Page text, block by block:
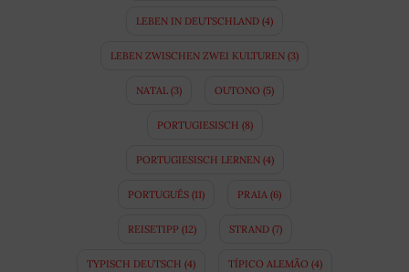
LEBEN IN DEUTSCHLAND (4)
LEBEN ZWISCHEN ZWEI KULTUREN (3)
NATAL(3) OUTONO (5)
PORTUGIESISCH (8)
PORTUGIESISCH LERNEN(4)
PORTUGUÊS (11) PRAIA (6)
REISETIPP(12) STRAND(7)
TYPISCH DEUTSCH (4) TÍPICO ALEMÃO (4)